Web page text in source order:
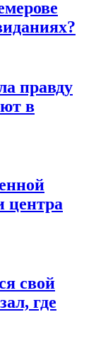
правду
в
центра
свой
где